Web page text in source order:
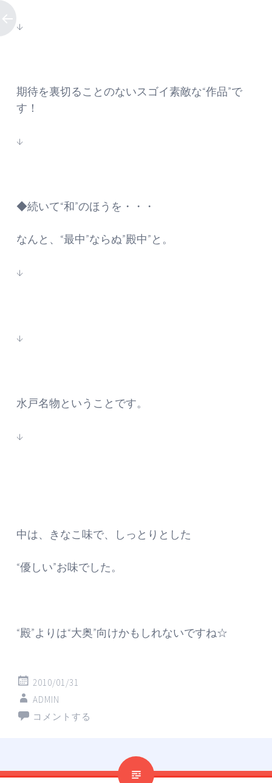
↓
期待を裏切ることのないスゴイ素敵な“作品”で
す！
↓
◆続いて“和”のほうを・・・
なんと、“最中”ならぬ”殿中”と。
↓
↓
水戸名物ということです。
↓
中は、きなこ味で、しっとりとした
“優しい”お味でした。
“殿”よりは“大奥”向けかもしれないですね☆
2010/01/31
ADMIN
コメントする